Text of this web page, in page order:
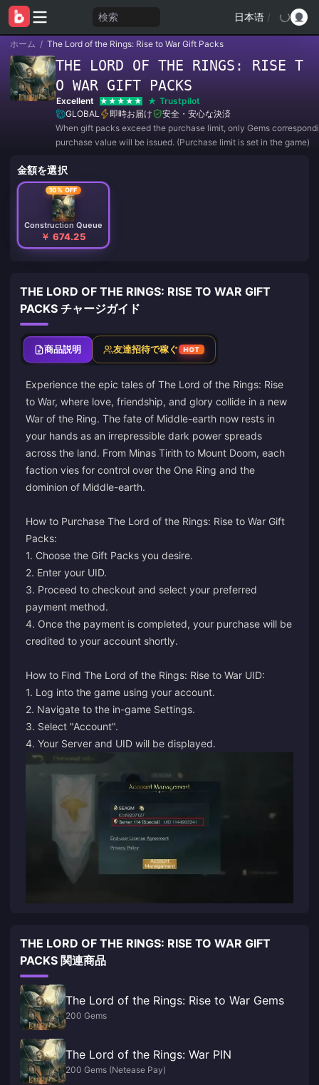
検索 日本语 /
ホーム / The Lord of the Rings: Rise to War Gift Packs
THE LORD OF THE RINGS: RISE T
O WAR GIFT PACKS
Excellent
Trustpilot
GLOBAL
即時お届け
安全・安心な決済
When gift packs exceed the purchase limit, only Gems
purchase value will be issued. (Purchase limit is set in the game)
金額を選択
10% OFF
Construction Queue
￥ 674.25
THE LORD OF THE RINGS: RISE TO WAR GIFT
PACKS チャージガイド
商品説明 友達招待で稼ぐ HOT
Experience the epic tales of The Lord of the Rings: Rise
to War, where love, friendship, and glory collide in a new
War of the Ring. The fate of Middle-earth now rests in
your hands as an irrepressible dark power spreads
across the land. From Minas Tirith to Mount Doom, each
faction vies for control over the One Ring and the
dominion of Middle-earth.
How to Purchase The Lord of the Rings: Rise to War Gift
Packs:
1. Choose the Gift Packs you desire.
2. Enter your UID.
3. Proceed to checkout and select your preferred
payment method.
4. Once the payment is completed, your purchase will be
credited to your account shortly.
How to Find The Lord of the Rings: Rise to War UID:
1. Log into the game using your account.
2. Navigate to the in-game Settings.
3. Select "Account".
4. Your Server and UID will be displayed.
THE LORD OF THE RINGS: RISE TO WAR GIFT
PACKS 関連商品
The Lord of the Rings: Rise to War Gems
200 Gems
The Lord of the Rings: War PIN
200 Gems (Netease Pay)